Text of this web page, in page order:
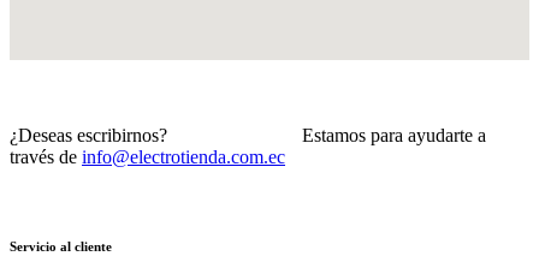
¿Deseas escribirnos? Estamos para ayudarte a
través de info@electrotienda.com.ec
Servicio al cliente